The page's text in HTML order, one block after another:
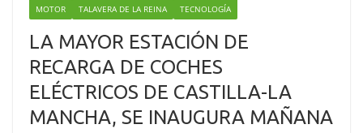
MOTOR
TALAVERA DE LA REINA TECNOLOGÍA
LA MAYOR ESTACIÓN DE
RECARGA DE COCHES
ELÉCTRICOS DE CASTILLA-LA
MANCHA, SE INAUGURA MAÑANA